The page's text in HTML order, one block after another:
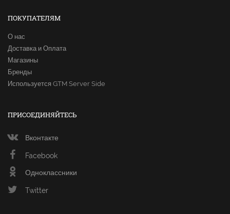
ПОКУПАТЕЛЯМ
О нас
Доставка и Оплата
Магазины
Бренды
Используется GTM Server Side
ПРИСОЕДИНЯЙТЕСЬ
Вконтакте
Facebook
Одноклассники
Twitter